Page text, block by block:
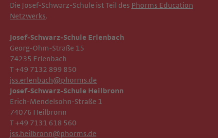
Die Josef-Schwarz-Schule ist Teil des Phorms Education
Netzwerks.
Josef-Schwarz-Schule Erlenbach
Georg-Ohm-Straße 15
74235 Erlenbach
T +49 7132 899 850
jss.erlenbach@phorms.de
Josef-Schwarz-Schule Heilbronn
Erich-Mendelsohn-Straße 1
74076 Heilbronn
T +49 7131 618 560
jss.heilbronn@phorms.de